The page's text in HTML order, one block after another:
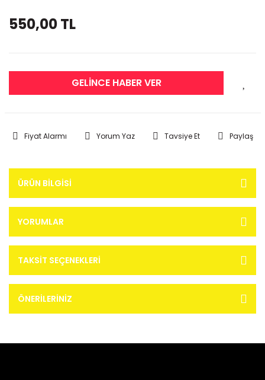
550,00 TL
GELİNCE HABER VER
Fiyat Alarmı Yorum Yaz Tavsiye Et Paylaş
ÜRÜN BILGISI
YORUMLAR
TAKSIT SEÇENEKLERI
ÖNERILERINIZ